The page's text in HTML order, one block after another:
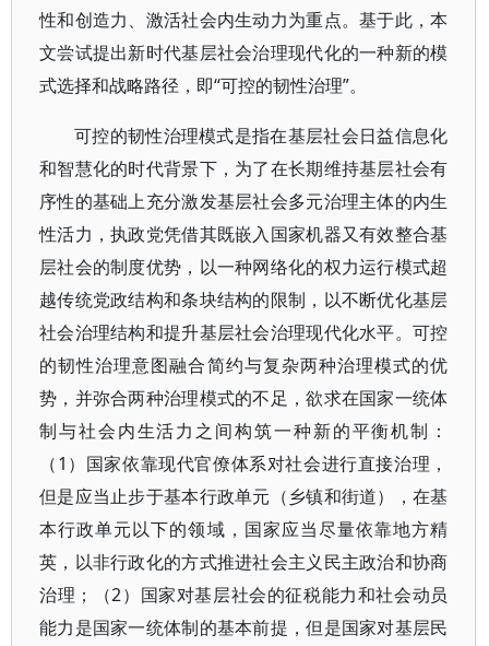
性和创造力、激活社会内生动力为重点。基于此，本
文尝试提出新时代基层社会治理现代化的一种新的模
式选择和战略路径，即“可控的韧性治理”。
可控的韧性治理模式是指在基层社会日益信息化
和智慧化的时代背景下，为了在长期维持基层社会有
序性的基础上充分激发基层社会多元治理主体的内生
性活力，执政党凭借其既嵌入国家机器又有效整合基
层社会的制度优势，以一种网络化的权力运行模式超
越传统党政结构和条块结构的限制，以不断优化基层
社会治理结构和提升基层社会治理现代化水平。可控
的韧性治理意图融合简约与复杂两种治理模式的优
势，并弥合两种治理模式的不足，欲求在国家一统体
制与社会内生活力之间构筑一种新的平衡机制：
（1）国家依靠现代官僚体系对社会进行直接治理，
但是应当止步于基本行政单元（乡镇和街道），在基
本行政单元以下的领域，国家应当尽量依靠地方精
英，以非行政化的方式推进社会主义民主政治和协商
治理；（2）国家对基层社会的征税能力和社会动员
能力是国家一统体制的基本前提，但是国家对基层民